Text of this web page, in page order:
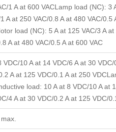
1 A at 600 VACLamp load (NC):
A at 250 VAC/0.8 A at 480 VAC/
load (NC): 5 A at 125 VAC/3 A
A at 480 VAC/0.5 A at 600 VAC
VDC/10 A at 14 VDC/6 A at 30
A at 125 VDC/0.1 A at 250
load: 10 A at 8 VDC/10 A
4 A at 30 VDC/0.2 A at 125 VDC/